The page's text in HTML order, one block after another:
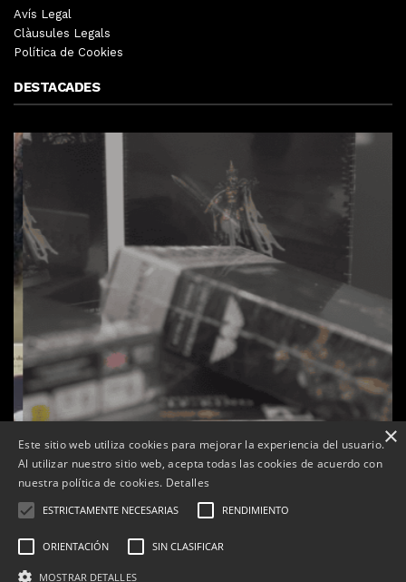
Avís Legal
Clàusules Legals
Política de Cookies
DESTACADES
La botiga L’K de Balaguer es converteix en nou punt
×
Este sitio web utiliza cookies para mejorar la experiencia del usuario.
Al utilizar nuestro sitio web, acepta todas las cookies de acuerdo con
nuestra política de cookies. Detalles
ESTRICTAMENTE NECESARIAS RENDIMIENTO
ORIENTACIÓN SIN CLASIFICAR
MOSTRAR DETALLES